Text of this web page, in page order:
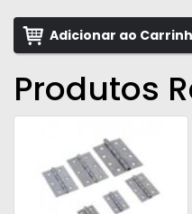
Adicionar ao
Produtos